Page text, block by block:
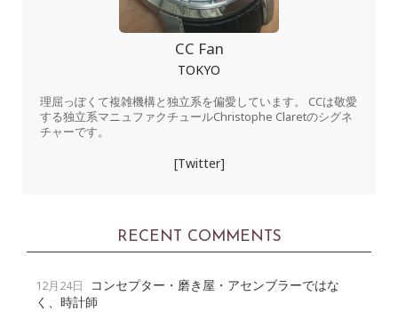
CC Fan
TOKYO
理屈っぽくて複雑機構と独立系を偏愛しています。 CCは敬愛
する独立系マニュファクチュールChristophe Claretのシグネ
チャーです。
[Twitter]
RECENT COMMENTS
12月24日
コンセプター・磨き屋・アセンブラーではな
く、時計師